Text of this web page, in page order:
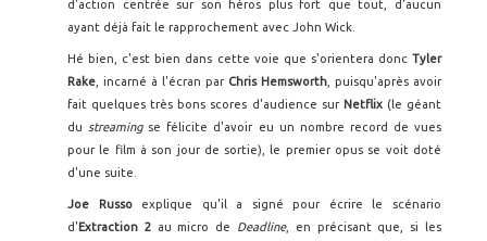
d'action centrée sur son héros plus fort que tout, d'aucun
ayant déjà fait le rapprochement avec John Wick.
Hé bien, c'est bien dans cette voie que s'orientera donc Tyler
Rake , incarné à l'écran par Chris Hemsworth , puisqu'après avoir
fait quelques très bons scores d'audience sur Netflix (le géant
du streaming se félicite d'avoir eu un nombre record de vues
pour le film à son jour de sortie), le premier opus se voit doté
d'une suite.
Joe Russo explique qu'il a signé pour écrire le scénario
d'Extraction 2 au micro de Deadline, en précisant que, si les